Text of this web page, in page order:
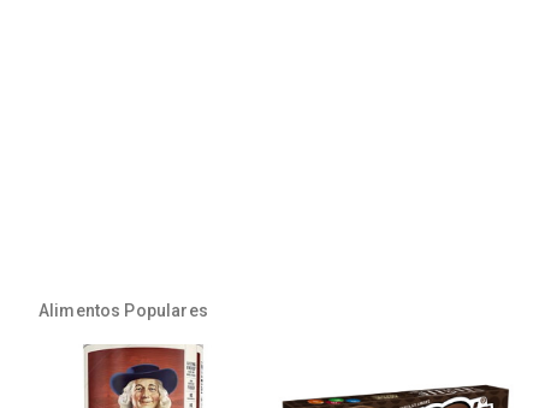
Alimentos Populares